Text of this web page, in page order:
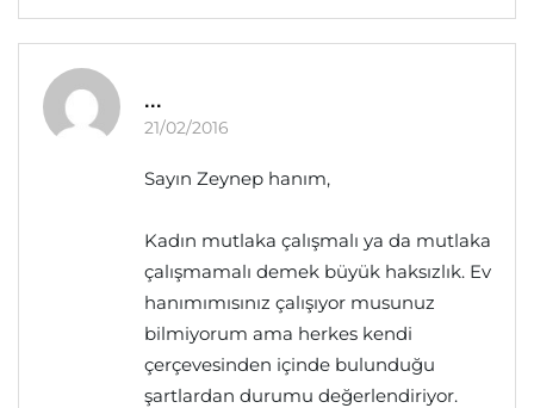
...
21/02/2016
Sayın Zeynep hanım,
Kadın mutlaka çalışmalı ya da mutlaka
çalışmamalı demek büyük haksızlık. Ev
hanımımısınız çalışıyor musunuz
bilmiyorum ama herkes kendi
çerçevesinden içinde bulunduğu
şartlardan durumu değerlendiriyor.